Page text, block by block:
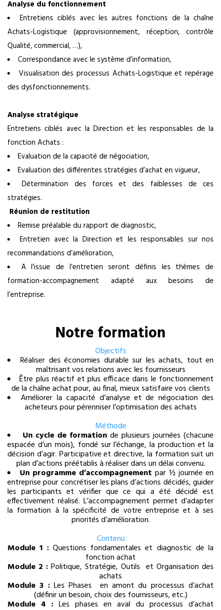
Analyse du fonctionnement
Entretiens ciblés avec les autres fonctions de la chaîne
Achats-Logistique (approvisionnement, réception, contrôle
Qualité, commercial, …),
Correspondance avec le système d’information,
Visualisation des processus Achats-Logistique et repérage
des dysfonctionnements.
Analyse stratégique
Entretiens ciblés avec la Direction et les responsables de la
fonction Achats :
Evaluation de la capacité de négociation,
Evaluation des différentes stratégies d’achat en vigueur,
Détermination des forces et des faiblesses de ces
stratégies.
Réunion de restitution
Remise préalable du rapport de diagnostic,
Entretien avec la Direction et les responsables sur nos
recommandations d’amélioration,
A l’issue de l’entretien seront définis les thèmes de
formation-accompagnement adapté aux besoins de
l’entreprise.
Notre formation
Objectifs
Réaliser des économies durable sur les achats, tout en
maîtrisant vos relations avec les fournisseurs
Être plus réactif et plus efficace dans le fonctionnement
de la chaîne achat pour, au final, mieux satisfaire vos clients
Améliorer la capacité d’analyse et de négociation des
acheteurs pour pérenniser l’optimisation des achats
Méthode
Un cycle de formation de plusieurs journées (chacune
espacée d’un mois), fondé sur l’échange, la production et la
décision d’agir. Participative et directive, la formation suit un
plan d’actions préétablis à réaliser dans un délai convenu.
Un programme d’accompagnement par ½ journée en
entreprise pour concrétiser les plans d’actions décidés, guider
les participants et vérifier que ce qui a été décidé est
effectivement réalisé. L’accompagnement permet d’adapter
la formation à la spécificité de votre entreprise et à ses
priorités d’amélioration.
Contenu
Module 1 :Questions fondamentales et diagnostic de la
fonction achat
Module 2 : Politique, Stratégie, Outils et Organisation des
achats
Module 3 :Les Phases en amont du processus d’achat
(définir un besoin, choix des fournisseurs, etc.)
Module 4 : Les phases en aval du processus d’achat